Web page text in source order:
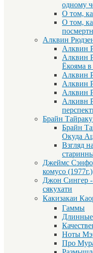
одному
О том,
О том,
Алквин
Алквин
Алквин
Ёкояма
Алквин
Алквин
Алквин
Алкивн
Брайн
Брайн
Окуда
Взгляд
Джеймс
комусо (1977г.)
Джон Сингер -
сякухати
Какизакаи
Гаммы
Ноты
Про